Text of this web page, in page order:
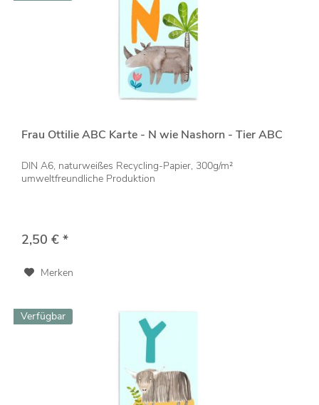
Frau Ottilie ABC Karte - N wie Nashorn - Tier ABC
DIN A6, naturweißes Recycling-Papier, 300g/m²
umweltfreundliche Produktion
2,50 € *
Merken
Verfügbar